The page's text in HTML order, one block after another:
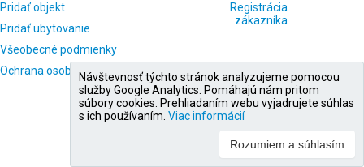
Pridať objekt
Pridať ubytovanie
Všeobecné podmienky
Ochrana osobných údajov
Registrácia
zákazníka
Návštevnosť týchto stránok analyzujeme pomocou
služby Google Analytics. Pomáhajú nám pritom
súbory cookies. Prehliadaním webu vyjadrujete súhlas
s ich používaním. Viac informácií